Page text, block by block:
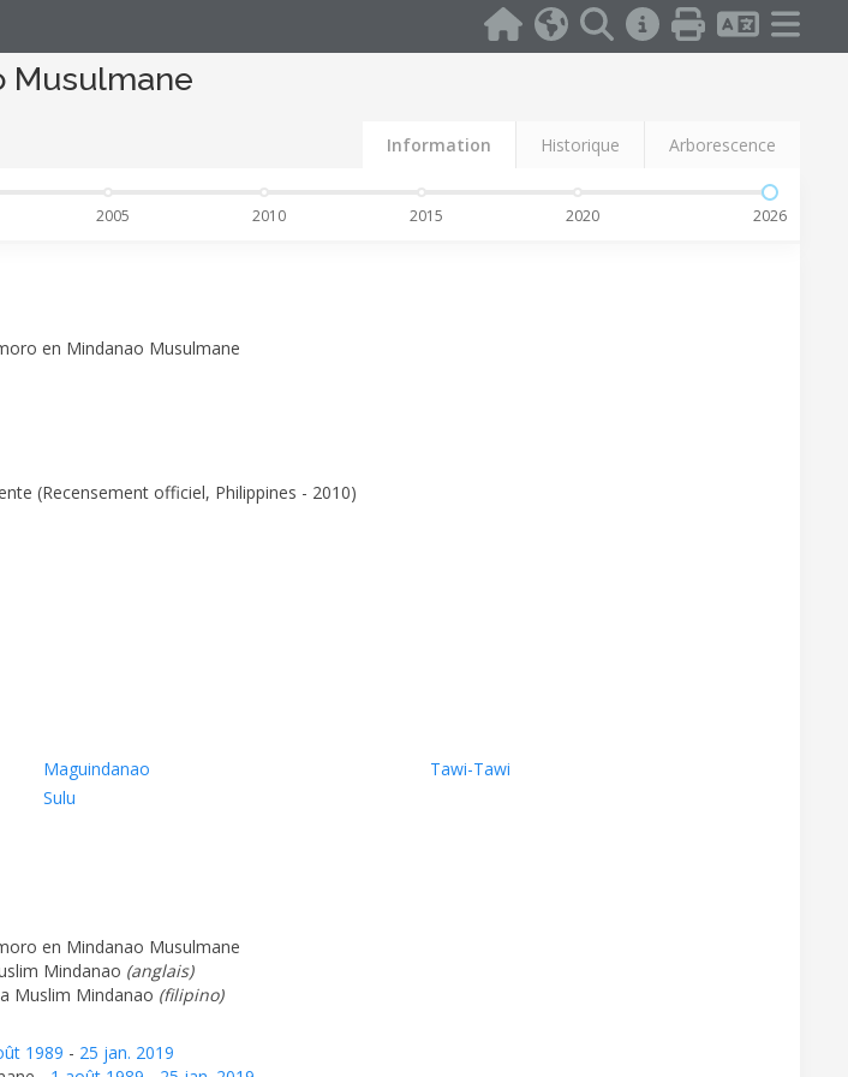
Musulmane
Information
Historique Arborescence
2005 2010 2015 2020 2026
en Mindanao Musulmane
(Recensement officiel, Philippines - 2010)
Maguindanao
Sulu
Tawi-Tawi
en Mindanao Musulmane
Mindanao (anglais)
Muslim Mindanao (filipino)
1989 - 25 jan. 2019